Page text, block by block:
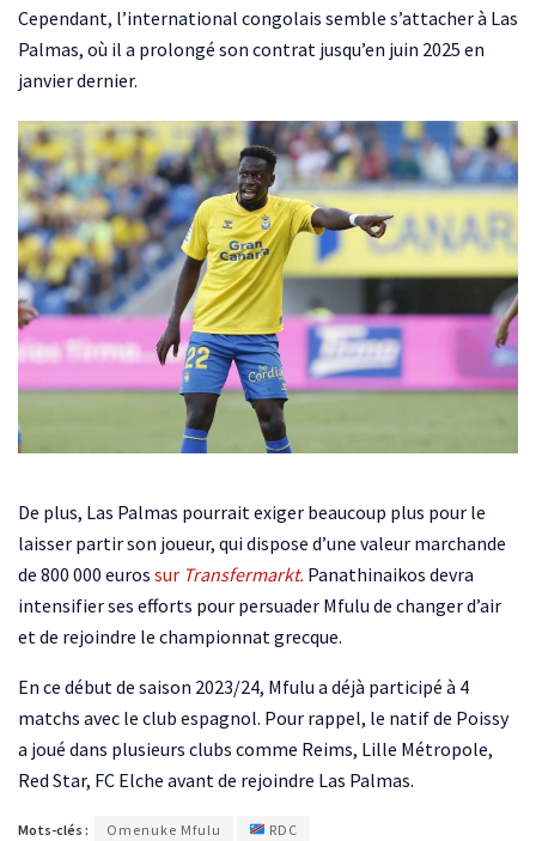
Cependant, l’international congolais semble s’attacher à Las
Palmas, où il a prolongé son contrat jusqu’en juin 2025 en
janvier dernier.
De plus, Las Palmas pourrait exiger beaucoup plus pour le
laisser partir son joueur, qui dispose d’une valeur marchande
de 800 000 euros sur Transfermarkt. Panathinaikos devra
intensifier ses efforts pour persuader Mfulu de changer d’air
et de rejoindre le championnat grecque.
En ce début de saison 2023/24, Mfulu a déjà participé à 4
matchs avec le club espagnol. Pour rappel, le natif de Poissy
a joué dans plusieurs clubs comme Reims, Lille Métropole,
Red Star, FC Elche avant de rejoindre Las Palmas.
Mots-clés : Omenuke Mfulu RDC